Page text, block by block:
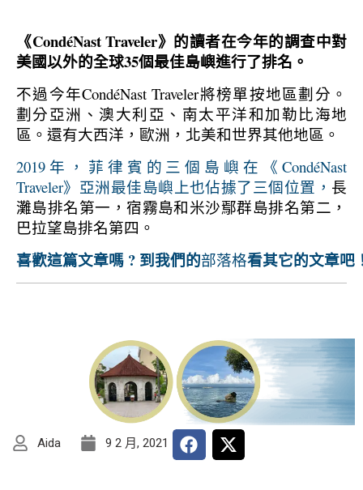
《CondéNast Traveler》的讀者在今年的調查中對
美國以外的全球35個最佳島嶼進行了排名。
不過今年CondéNast Traveler將榜單按地區劃分。
劃分亞洲、澳大利亞、南太平洋和加勒比海地
區。還有大西洋，歐洲，北美和世界其他地區。
2019年，菲律賓的三個島嶼在《CondéNast
Traveler》亞洲最佳島嶼上也佔據了三個位置， 長
灘島排名第一，宿霧島和米沙鄢群島排名第二，
巴拉望島排名第四。
喜歡這篇文章嗎 ? 到我們的部落格看其它的文章吧
Aida 9 2 月, 2021